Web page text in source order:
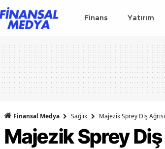
Finans Yatırım
Finansal Medya Sağlık Majezik Sprey Diş
Majezik Sprey Diş